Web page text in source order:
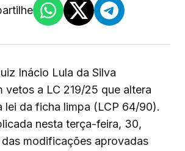
Inácio Lula da Silva
vetos a LC 219/25 que altera
lei da ficha limpa (LCP 64/90).
nesta terça-feira, 30,
modificações aprovadas